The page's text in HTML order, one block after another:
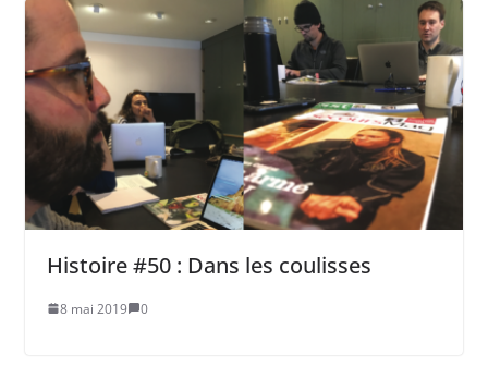
Histoire #50 : Dans les coulisses
8 mai 2019 0